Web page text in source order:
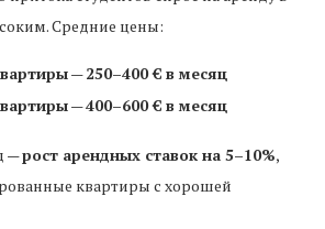
Средние цены:
—250–400 € в месяц
—400–600 € в месяц
—рост арендных ставок на 5–10%,
квартиры с хорошей